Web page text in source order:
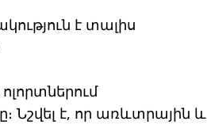
է տալիս
Նշվել է, որ առևտրային և